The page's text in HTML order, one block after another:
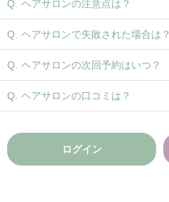
ヘアサロンの注意点は？
ヘアサロンで失敗された場合は？
ヘアサロンの次回予約はいつ？
ヘアサロンの口コミは？
ログイン